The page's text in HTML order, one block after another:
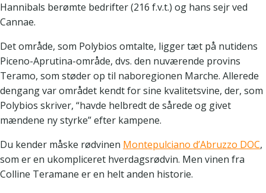
Hannibals berømte bedrifter (216 f.v.t.) og hans sejr ved
Cannae.
Det område, som Polybios omtalte, ligger tæt på nutidens
Piceno-Aprutina-område, dvs. den nuværende provins
Teramo, som støder op til naboregionen Marche. Allerede
dengang var området kendt for sine kvalitetsvine, der, som
Polybios skriver, “havde helbredt de sårede og givet
mændene ny styrke” efter kampene.
Du kender måske rødvinen Montepulciano d’Abruzzo DOC,
som er en ukompliceret hverdagsrødvin. Men vinen fra
Colline Teramane er en helt anden historie.